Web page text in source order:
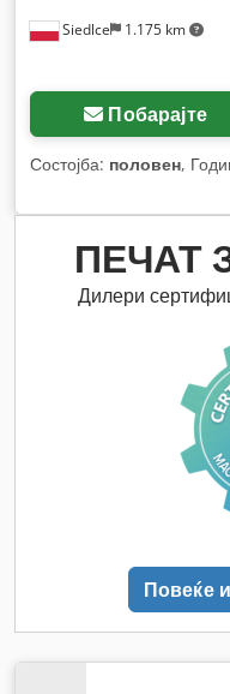
Siedlce 1.175 km
Побарајте
Состојба: половен,
ПЕЧАТ
Дилери
Повеќе